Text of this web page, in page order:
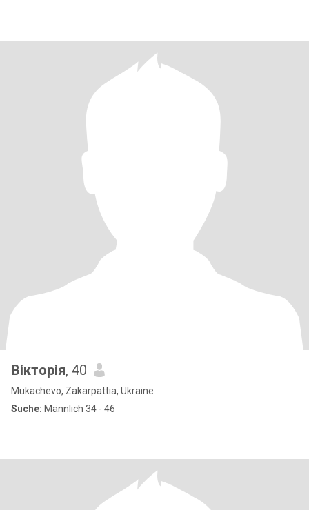
Вікторія, 40
Mukachevo, Zakarpattia, Ukraine
Suche: Männlich 34 - 46